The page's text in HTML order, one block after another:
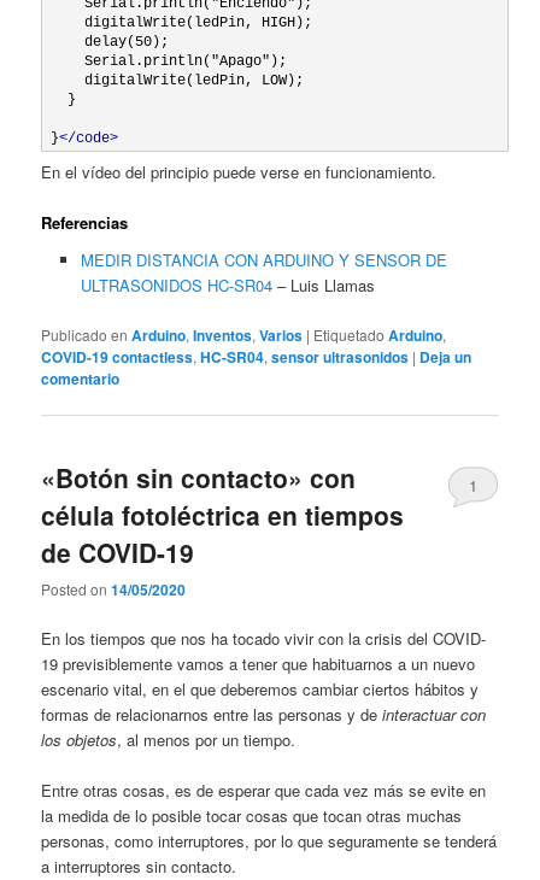
    digitalWrite(ledPin, HIGH);
    delay(50);
    Serial.println("Apago");
    digitalWrite(ledPin, LOW);
  }
}</code>
En el vídeo del principio puede verse en funcionamiento.
Referencias
MEDIR DISTANCIA CON ARDUINO Y SENSOR DE
ULTRASONIDOS HC-SR04– Luis Llamas
Publicado en Arduino,Inventos,Varios | Etiquetado Arduino,
COVID-19 contactless,HC-SR04,sensor ultrasonidos | Deja un
comentario
«Botón sin contacto» con
célula fotoléctrica en tiempos
de COVID-19
Posted on14/05/2020
1
En los tiempos que nos ha tocado vivir con la crisis del COVID-
19 previsiblemente vamos a tener que habituarnos a un nuevo
escenario vital, en el que deberemos cambiar ciertos hábitos y
formas de relacionarnos entre las personas y de interactuar con
los objetos, al menos por un tiempo.
Entre otras cosas, es de esperar que cada vez más se evite en
la medida de lo posible tocar cosas que tocan otras muchas
personas, como interruptores, por lo que seguramente se tenderá
a interruptores sin contacto.